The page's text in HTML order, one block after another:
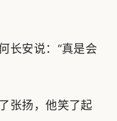
长安说：“真是会
张扬，他笑了起